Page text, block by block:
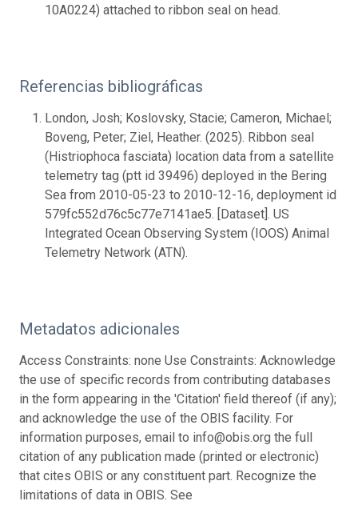
10A0224) attached to ribbon seal on head.
Referencias bibliográficas
London, Josh; Koslovsky, Stacie; Cameron, Michael;
Boveng, Peter; Ziel, Heather. (2025). Ribbon seal
(Histriophoca fasciata) location data from a satellite
telemetry tag (ptt id 39496) deployed in the Bering
Sea from 2010-05-23 to 2010-12-16, deployment id
579fc552d76c5c77e7141ae5. [Dataset]. US
Integrated Ocean Observing System (IOOS) Animal
Telemetry Network (ATN).
Metadatos adicionales
Access Constraints: none Use Constraints: Acknowledge
the use of specific records from contributing databases
in the form appearing in the 'Citation' field thereof (if any);
and acknowledge the use of the OBIS facility. For
information purposes, email to info@obis.org the full
citation of any publication made (printed or electronic)
that cites OBIS or any constituent part. Recognize the
limitations of data in OBIS. See